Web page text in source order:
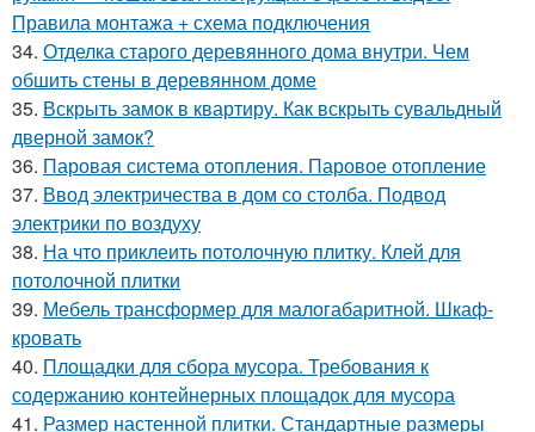
Правила монтажа + схема подключения
34. Отделка старого деревянного дома внутри. Чем
обшить стены в деревянном доме
35. Вскрыть замок в квартиру. Как вскрыть сувальдный
дверной замок?
36. Паровая система отопления. Паровое отопление
37. Ввод электричества в дом со столба. Подвод
электрики по воздуху
38. На что приклеить потолочную плитку. Клей для
потолочной плитки
39. Мебель трансформер для малогабаритной. Шкаф-
кровать
40. Площадки для сбора мусора. Требования к
содержанию контейнерных площадок для мусора
41. Размер настенной плитки. Стандартные размеры